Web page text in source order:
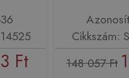
Ft
Cikkszám:
148 057 Ft